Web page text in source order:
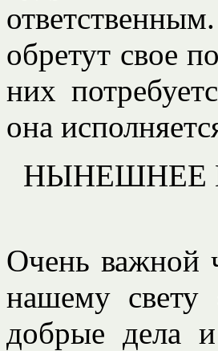
обретут свое
них
она
НЫНЕШНЕЕ
Очень важной
нашему
добрые дела